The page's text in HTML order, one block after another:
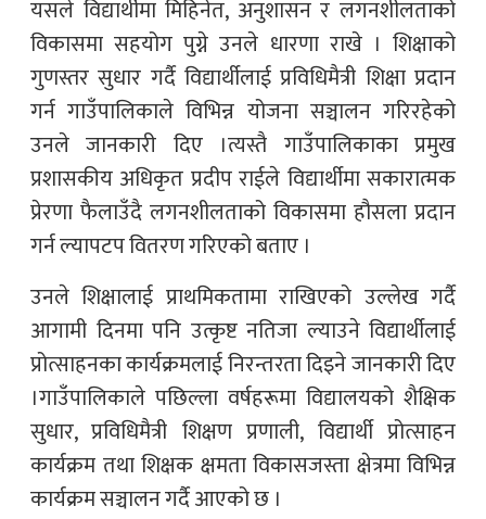
यसले विद्यार्थीमा मिहिनेत, अनुशासन र लगनशीलताको
विकासमा सहयोग पुग्ने उनले धारणा राखे । शिक्षाको
गुणस्तर सुधार गर्दै विद्यार्थीलाई प्रविधिमैत्री शिक्षा प्रदान
गर्न गाउँपालिकाले विभिन्न योजना सञ्चालन गरिरहेको
उनले जानकारी दिए ।त्यस्तै गाउँपालिकाका प्रमुख
प्रशासकीय अधिकृत प्रदीप राईले विद्यार्थीमा सकारात्मक
प्रेरणा फैलाउँदै लगनशीलताको विकासमा हौसला प्रदान
गर्न ल्यापटप वितरण गरिएको बताए ।
उनले शिक्षालाई प्राथमिकतामा राखिएको उल्लेख गर्दै
आगामी दिनमा पनि उत्कृष्ट नतिजा ल्याउने विद्यार्थीलाई
प्रोत्साहनका कार्यक्रमलाई निरन्तरता दिइने जानकारी दिए
।गाउँपालिकाले पछिल्ला वर्षहरूमा विद्यालयको शैक्षिक
सुधार, प्रविधिमैत्री शिक्षण प्रणाली, विद्यार्थी प्रोत्साहन
कार्यक्रम तथा शिक्षक क्षमता विकासजस्ता क्षेत्रमा विभिन्न
कार्यक्रम सञ्चालन गर्दै आएको छ ।